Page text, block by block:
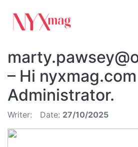
– Hi nyxmag.com
Administrator.
Writer: Date: 27/10/2025